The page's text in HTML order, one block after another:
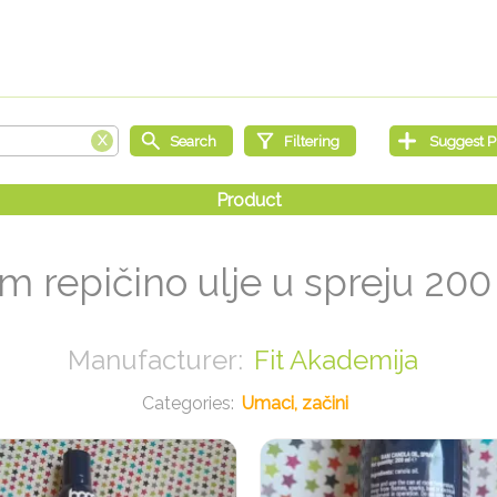
repičino ulje u spreju
Fit Akademija
Umaci, začini